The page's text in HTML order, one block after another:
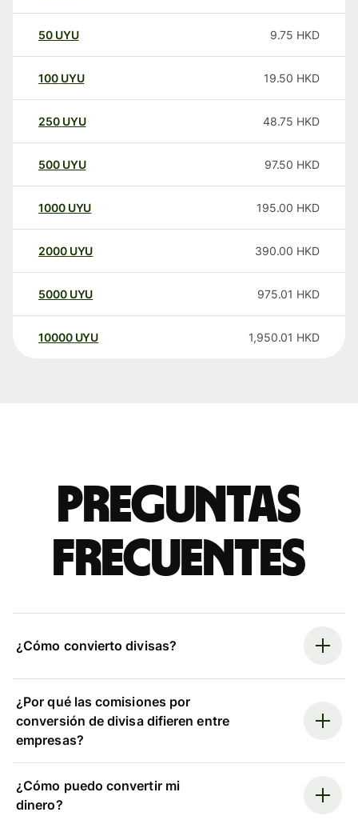
50 UYU 9.75 HKD
100 UYU 19.50 HKD
250 UYU 48.75 HKD
500 UYU 97.50 HKD
1000 UYU 195.00 HKD
2000 UYU 390.00 HKD
5000 UYU 975.01 HKD
10000 UYU 1,950.01 HKD
Preguntas
frecuentes
¿Cómo convierto divisas?
¿Por qué las comisiones por
conversión de divisa difieren entre
empresas?
¿Cómo puedo convertir mi
dinero?